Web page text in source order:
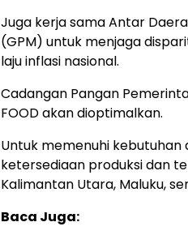
Juga kerja sama Antar
(GPM) untuk menjaga
laju inflasi nasional.
Cadangan Pangan
FOOD akan dioptimalkan.
Untuk memenuhi
ketersediaan produksi dan
Kalimantan Utara, Maluku,
Baca Juga: